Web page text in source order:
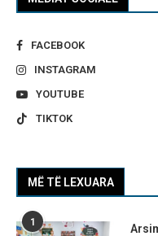
FACEBOOK
INSTAGRAM
YOUTUBE
TIKTOK
MË TË LEXUARA
1